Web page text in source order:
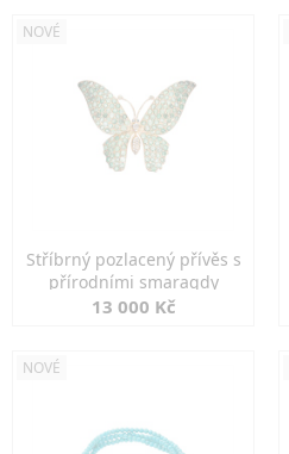
NOVÉ
Stříbrný pozlacený přívěs s
přírodními smaragdy
13 000 Kč
NOVÉ